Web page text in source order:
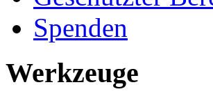
Spenden
Werkzeuge